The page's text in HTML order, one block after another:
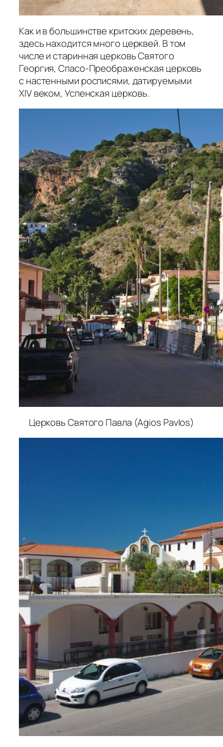
Как и в большинстве критских деревень,
здесь находится много церквей. В том
числе и старинная церковь Святого
Георгия, Спасо-Преображенская церковь
с настенными росписями, датируемыми
XIV веком, Успенская церковь.
Церковь Святого Павла (Agios Pavlos)